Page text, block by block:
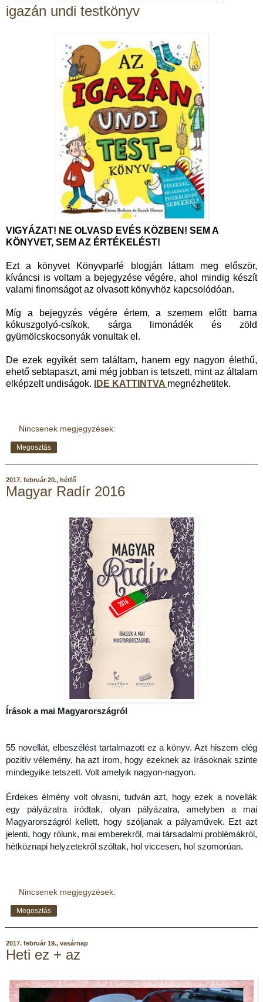
igazán undi testkönyv
VIGYÁZAT! NE OLVASD EVÉS KÖZBEN! SEM A
KÖNYVET, SEM AZ ÉRTÉKELÉST!
Ezt a könyvet Könyvparfé blogján láttam meg először,
kíváncsi is voltam a bejegyzése végére, ahol mindig készít
valami finomságot az olvasott könyvhöz kapcsolódóan.
Míg a bejegyzés végére értem, a szemem előtt barna
kókuszgolyó-csíkok, sárga limonádék és zöld
gyümölcskocsonyák vonultak el.
De ezek egyikét sem találtam, hanem egy nagyon élethű,
ehető sebtapaszt, ami még jobban is tetszett, mint az általam
elképzelt undiságok.
IDE KATTINTVA megnézhetitek.
Nincsenek megjegyzések:
Megosztás
2017. február 20., hétfő
Magyar Radír 2016
Írások a mai Magyarországról
55 novellát, elbeszélést tartalmazott ez a könyv. Azt hiszem elég
pozitív vélemény, ha azt írom, hogy ezeknek az írásoknak szinte
mindegyike tetszett. Volt amelyik nagyon-nagyon.
Érdekes élmény volt olvasni, tudván azt, hogy ezek a novellák
egy pályázatra íródtak, olyan pályázatra, amelyben a mai
Magyarországról kellett, hogy szóljanak a pályaművek. Ezt azt
jelenti, hogy rólunk, mai emberekről, mai társadalmi problémákról,
hétköznapi helyzetekről szóltak, hol viccesen, hol szomorúan.
Nincsenek megjegyzések:
Megosztás
2017. február 19., vasárnap
Heti ez + az